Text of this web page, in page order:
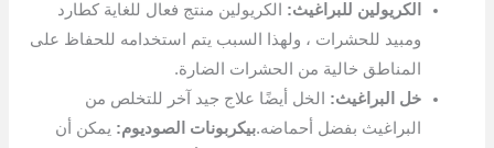
الكريولين للبراغيث: الكريولين منتج فعال للغاية كطارد
ومبيد للحشرات ، ولهذا السبب يتم استخدامه للحفاظ على
المناطق خالية من الحشرات الضارة.
خل البراغيث: الخل أيضًا علاج جيد آخر للتخلص من
البراغيث بفضل أحماضه.بيكربونات الصوديوم: يمكن أن